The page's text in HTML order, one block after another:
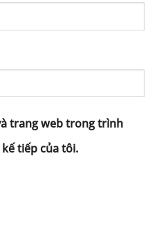
trang web trong trình
tiếp của tôi.